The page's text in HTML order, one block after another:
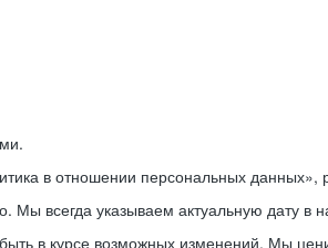
в отношении персональных данных»,
всегда указываем актуальную дату в
в курсе возможных изменений. Мы